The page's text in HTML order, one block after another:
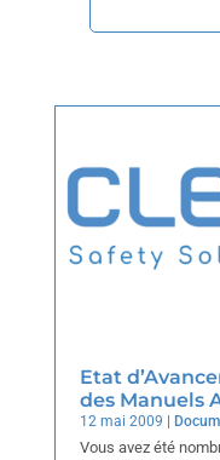
Etat
des Manuels
12 mai 2009
Vous avez été